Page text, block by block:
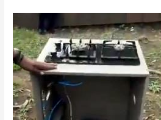
descubrimiento
del
siglo!
(cocina
con
agua
de